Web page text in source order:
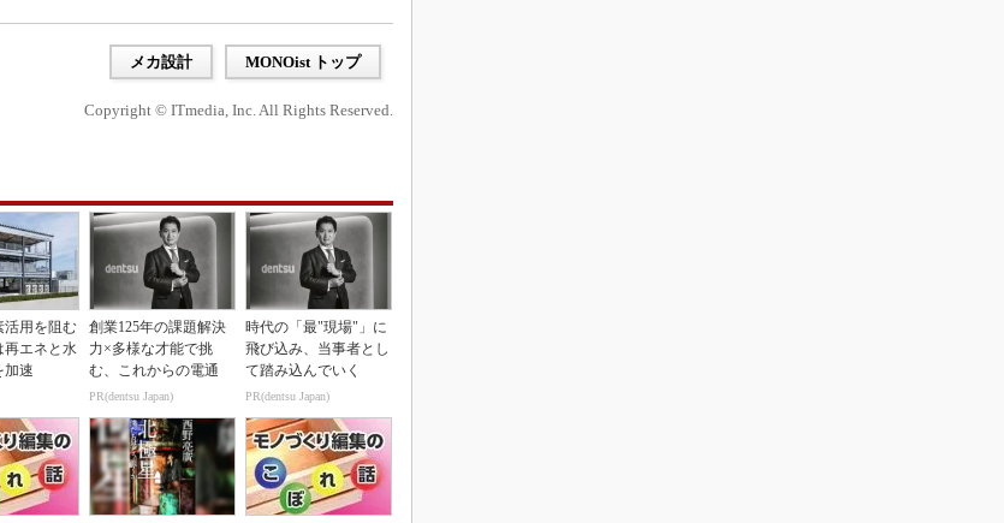
メカ設計 MONOist トップ
Copyright © ITmedia, Inc. All Rights Reserved.
活用を阻む
再エネと水
加速
創業125年の課題解決
力×多様な才能で挑
む、これからの電通
PR(dentsu Japan)
時代の「最"現場"」に
飛び込み、当事者とし
て踏み込んでいく
PR(dentsu Japan)